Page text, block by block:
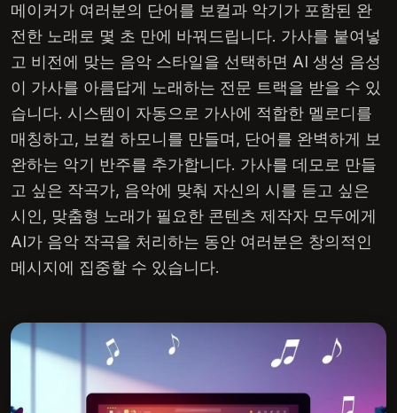
메이커가 여러분의 단어를 보컬과 악기가 포함된 완
전한 노래로 몇 초 만에 바꿔드립니다. 가사를 붙여넣
고 비전에 맞는 음악 스타일을 선택하면 AI 생성 음성
이 가사를 아름답게 노래하는 전문 트랙을 받을 수 있
습니다. 시스템이 자동으로 가사에 적합한 멜로디를
매칭하고, 보컬 하모니를 만들며, 단어를 완벽하게 보
완하는 악기 반주를 추가합니다. 가사를 데모로 만들
고 싶은 작곡가, 음악에 맞춰 자신의 시를 듣고 싶은
시인, 맞춤형 노래가 필요한 콘텐츠 제작자 모두에게
AI가 음악 작곡을 처리하는 동안 여러분은 창의적인
메시지에 집중할 수 있습니다.